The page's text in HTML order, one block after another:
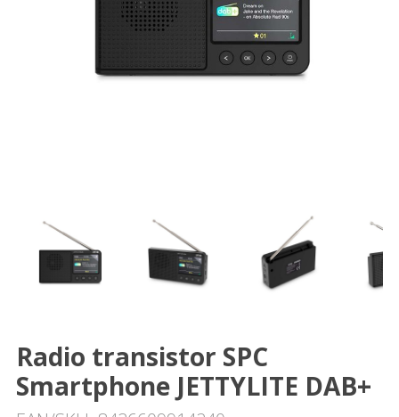
Radio transistor SPC
Smartphone JETTYLITE DAB+